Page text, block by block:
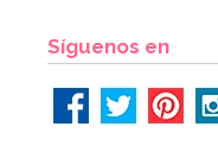
Síguenos en